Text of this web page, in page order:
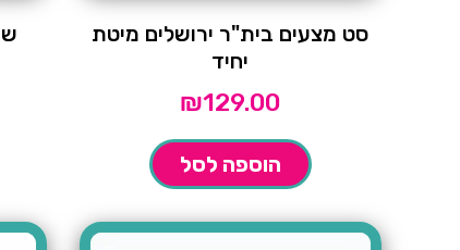
סט מצעים בית"ר ירושלים מיטת
יחיד
₪129.00
הוספה לסל